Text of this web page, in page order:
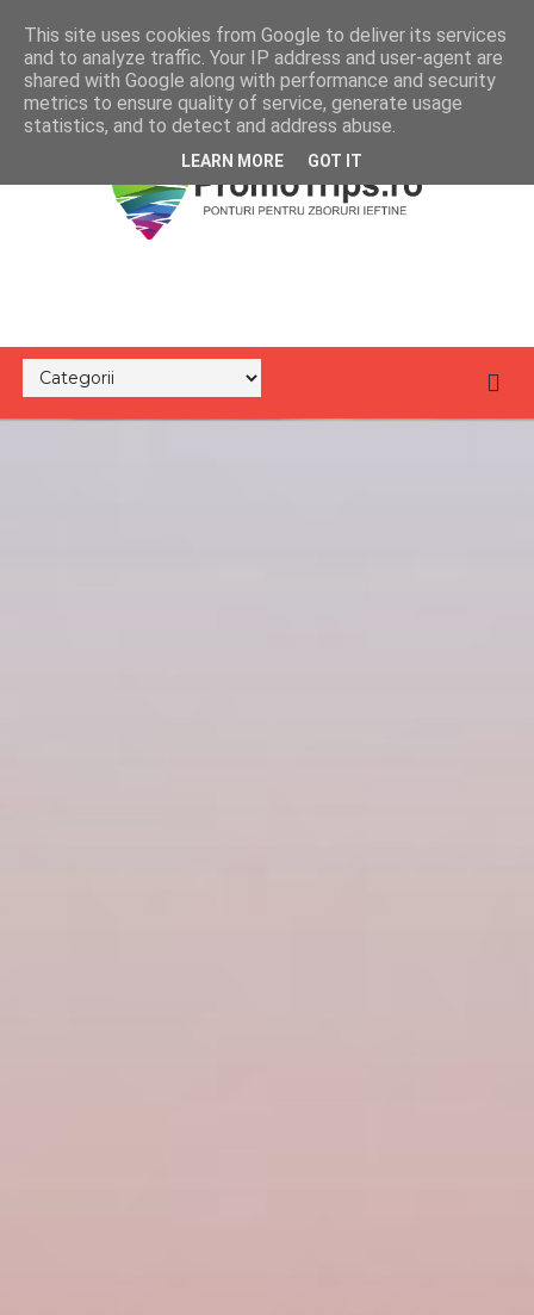
This site uses cookies from Google to deliver its services
and to analyze traffic. Your IP address and user-agent are
shared with Google along with performance and security
metrics to ensure quality of service, generate usage
statistics, and to detect and address abuse.
LEARN MORE GOT IT